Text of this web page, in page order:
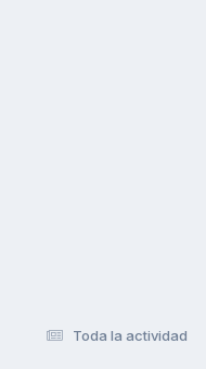
Toda la actividad